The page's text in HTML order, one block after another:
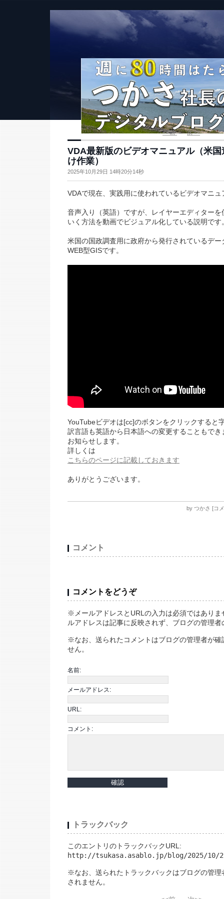
<<前 次>>
VDA最新版のビデオマニュアル（米
け作業）
2025年10月29日 14時20分14秒
VDAで現在、実践用に使われているビデオマニュ
音声入り（英語）ですが、レイヤーエディター
いく方法を動画でビジュアル化している説明です
米国の国政調査用に政府から発行されているデ
WEB型GISです。
YouTubeビデオは[cc]のボタンをクリックすると
訳言語も英語から日本語への変更することもで
お知らせします。
詳しくは
こちらのページに記載しておきます
ありがとうございます。
by つかさ [コ
コメント
コメントをどうぞ
※メールアドレスとURLの入力は必須ではありま
ルアドレスは記事に反映されず、ブログの管理
※なお、送られたコメントはブログの管理者が確
せん。
名前:
メールアドレス:
URL:
コメント:
トラックバック
このエントリのトラックバックURL:
http://tsukasa.asablo.jp/blog/2025/10/
※なお、送られたトラックバックはブログの管理
されません。